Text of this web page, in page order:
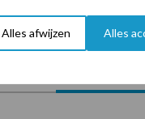
Alles afwijzen Alles